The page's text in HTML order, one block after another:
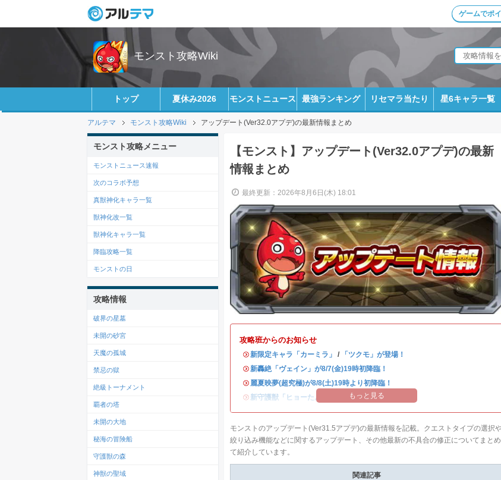
ゲームでポ
モンスト攻略Wiki
トップ 夏休み2026 モンストニュース 最強ランキング リセマラ当たり 星6キャラ一覧
アルテマ モンスト攻略Wiki アップデート(Ver32.0アプデ)の最新情報まとめ
【モンスト】アップデート(Ver32.0アプデ)の最新
情報まとめ
最終更新：2026年8月6日(木) 18:01
攻略班からのお知らせ
・新限定キャラ「カーミラ」 /
「ツクモ」が登場！
・新轟絶「ヴェイン」が8/7(金)19時初降臨！
・ 麗夏映夢(超究極)が8/8(土)19時より初降臨！
・ 新守護獣「ヒョーたん」が登場！もっと見る
モンストのアップデート(Ver31.5アプデ)の最新情報を記載。クエストタイプの選択
絞り込み機能などに関するアップデート、その他最新の不具合の修正についてまとめ
て紹介しています。
関連記事
モンスト攻略メニュー
モンストニュース速報
次のコラボ予想
真獣神化キャラ一覧
獣神化改一覧
獣神化キャラ一覧
降臨攻略一覧
モンストの日
攻略情報
破界の星墓
未開の砂宮
天魔の孤城
禁忌の獄
絶級トーナメント
覇者の塔
未開の大地
秘海の冒険船
守護獣の森
神獣の聖域